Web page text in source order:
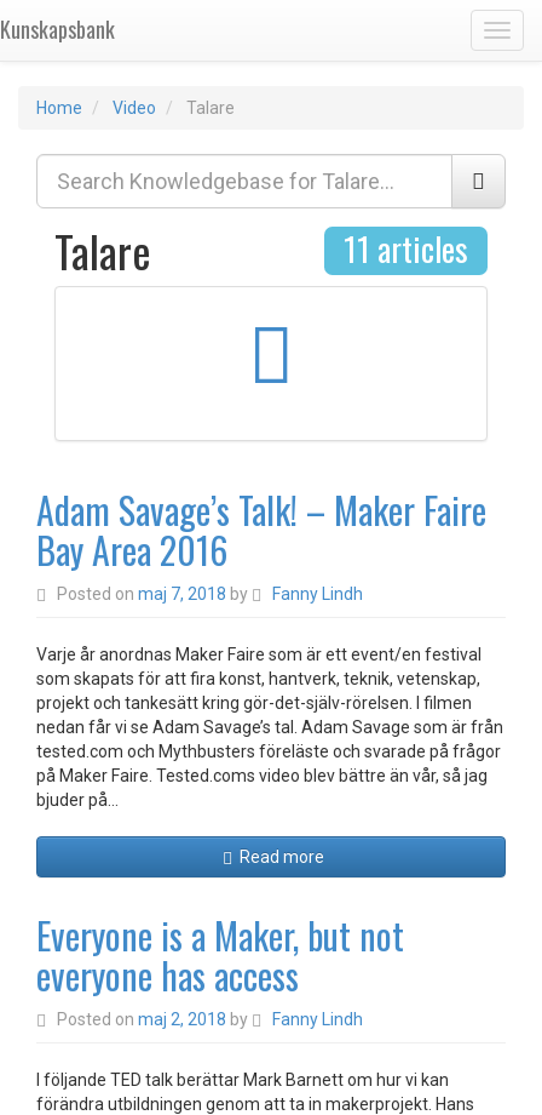
Kunskapsbank
Home Video Talare
11 articles
Talare
Adam Savage’s Talk! – Maker Faire
Bay Area 2016
Posted on maj 7, 2018 by Fanny Lindh
Varje år anordnas Maker Faire som är ett event/en festival
som skapats för att fira konst, hantverk, teknik, vetenskap,
projekt och tankesätt kring gör-det-själv-rörelsen. I filmen
nedan får vi se Adam Savage’s tal. Adam Savage som är från
tested.com och Mythbusters föreläste och svarade på frågor
på Maker Faire. Tested.coms video blev bättre än vår, så jag
bjuder på…
Read more
Everyone is a Maker, but not
everyone has access
Posted on maj 2, 2018 by Fanny Lindh
I följande TED talk berättar Mark Barnett om hur vi kan
förändra utbildningen genom att ta in makerprojekt. Hans